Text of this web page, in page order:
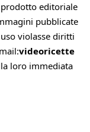
editoriale
pubblicate
violasse diritti
videoricette
loro immediata